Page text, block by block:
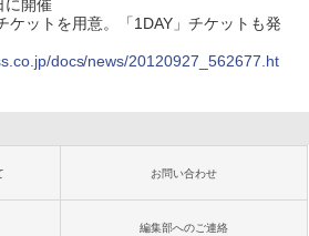
に開催
ケットを用意。「1DAY」チケットも発
docs/news/20120927_562677.ht
お問い合わせ
編集部へのご連絡